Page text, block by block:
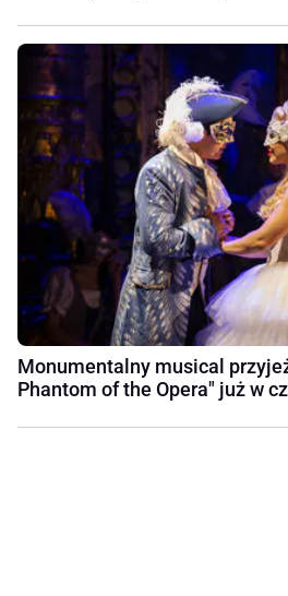
Monumentalny musical
Phantom of the Opera" już w